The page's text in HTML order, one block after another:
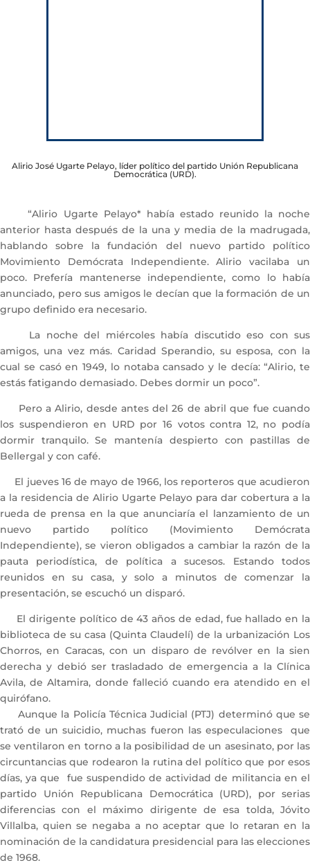
Alirio José Ugarte Pelayo, líder político del partido Unión Republicana
Democrática (URD).
“Alirio Ugarte Pelayo* había estado reunido la noche
anterior hasta después de la una y media de la madrugada,
hablando sobre la fundación del nuevo partido político
Movimiento Demócrata Independiente. Alirio vacilaba un
poco. Prefería mantenerse independiente, como lo había
anunciado, pero sus amigos le decían que la formación de un
grupo definido era necesario.
La noche del miércoles había discutido eso con sus
amigos, una vez más. Caridad Sperandio, su esposa, con la
cual se casó en 1949, lo notaba cansado y le decía: “Alirio, te
estás fatigando demasiado. Debes dormir un poco”.
Pero a Alirio, desde antes del 26 de abril que fue cuando
los suspendieron en URD por 16 votos contra 12, no podía
dormir tranquilo. Se mantenía despierto con pastillas de
Bellergal y con café.
El jueves 16 de mayo de 1966, los reporteros que acudieron
a la residencia de Alirio Ugarte Pelayo para dar cobertura a la
rueda de prensa en la que anunciaría el lanzamiento de un
nuevo partido político (Movimiento Demócrata
Independiente), se vieron obligados a cambiar la razón de la
pauta periodística, de política a sucesos. Estando todos
reunidos en su casa, y solo a minutos de comenzar la
presentación, se escuchó un disparó.
El dirigente político de 43 años de edad, fue hallado en la
biblioteca de su casa (Quinta Claudelí) de la urbanización Los
Chorros, en Caracas, con un disparo de revólver en la sien
derecha y debió ser trasladado de emergencia a la Clínica
Avila, de Altamira, donde falleció cuando era atendido en el
quirófano.
Aunque la Policía Técnica Judicial (PTJ) determinó que se
trató de un suicidio, muchas fueron las especulaciones que
se ventilaron en torno a la posibilidad de un asesinato, por las
circuntancias que rodearon la rutina del político que por esos
días, ya que fue suspendido de actividad de militancia en el
partido Unión Republicana Democrática (URD), por serias
diferencias con el máximo dirigente de esa tolda, Jóvito
Villalba, quien se negaba a no aceptar que lo retaran en la
nominación de la candidatura presidencial para las elecciones
de 1968.